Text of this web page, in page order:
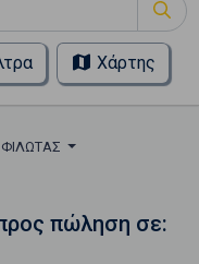
Χάρτης
ΦΙΛΩΤΑΣ
πώληση σε: